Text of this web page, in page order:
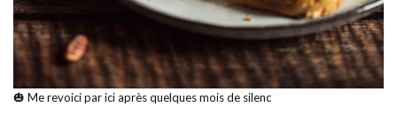
🎃 Me revoici par ici après quelques mois de silenc